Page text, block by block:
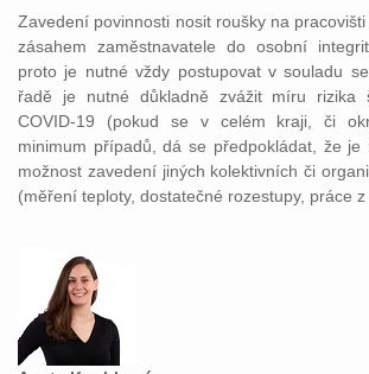
Zavedení povinnosti nosit roušky na
zásahem zaměstnavatele do osobní
proto je nutné vždy postupovat v souladu
řadě je nutné důkladně zvážit míru rizika
COVID-19 (pokud se v celém kraji, či
minimum případů, dá se předpokládat, že
možnost zavedení jiných kolektivních či
(měření teploty, dostatečné rozestupy, práce z